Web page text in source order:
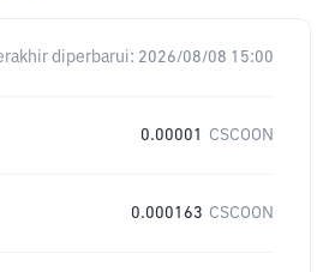
diperbarui: 2026/08/08 15:00
0.00001 CSCOON
0.000163 CSCOON